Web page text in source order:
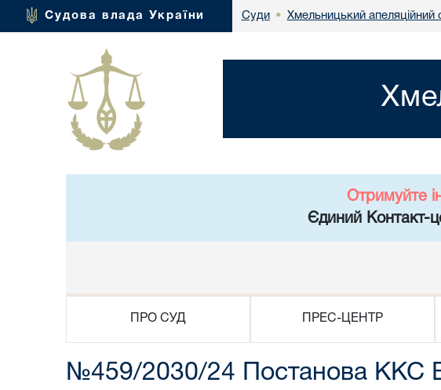
Судова влада України Суди • Хмельницький апеляційний
Отримуйте
Єдиний Контакт-
ПРО СУД ПРЕС-ЦЕНТР
№459/2030/24 Постанова ККС